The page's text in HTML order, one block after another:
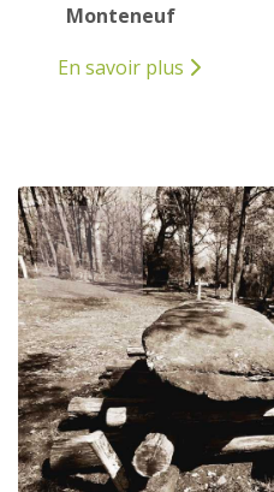
Monteneuf
En savoir plus
16
JUILLET
2024